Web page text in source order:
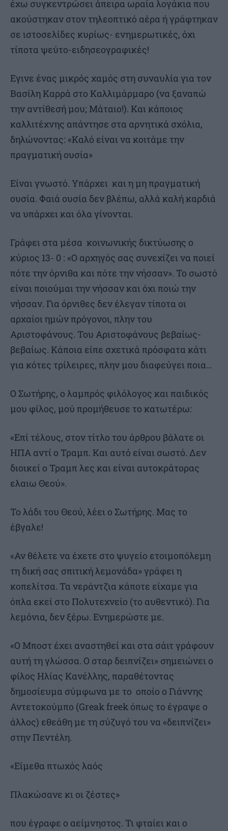
έχω συγκεντρώσει άπειρα ωραία λογάκια που
ακούστηκαν στον τηλεοπτικό αέρα ή γράφτηκαν
σε ιστοσελίδες κυρίως- ενημερωτικές, όχι
τίποτα ψεύτο-ειδησεογραφικές!
Εγινε ένας μικρός χαμός στη συναυλία για τον
Βασίλη Καρρά στο Καλλιμάρμαρο (να ξαναπώ
την αντίθεσή μου; Μάταιο!). Και κάποιος
καλλιτέχνης απάντησε στα αρνητικά σχόλια,
δηλώνοντας: «Καλό είναι να κοιτάμε την
πραγματική ουσία»
Είναι γνωστό. Υπάρχει και η μη πραγματική
ουσία. Φαιά ουσία δεν βλέπω, αλλά καλή καρδιά
να υπάρχει και όλα γίνονται.
Γράφει στα μέσα κοινωνικής δικτύωσης ο
κύριος 13- 0 : «Ο αρχηγός σας συνεχίζει να ποιεί
πότε την όρνιθα και πότε την νήσσαν». Το σωστό
είναι ποιούμαι την νήσσαν και όχι ποιώ την
νήσσαν. Για όρνιθες δεν έλεγαν τίποτα οι
αρχαίοι ημών πρόγονοι, πλην του
Αριστοφάνους. Του Αριστοφάνους βεβαίως-
βεβαίως. Κάποια είπε σχετικά πρόσφατα κάτι
για κότες τρίλειρες, πλην μου διαφεύγει ποια…
Ο Σωτήρης, ο λαμπρός φιλόλογος και παιδικός
μου φίλος, μού προμήθευσε το κατωτέρω:
«Επί τέλους, στον τίτλο του άρθρου βάλατε οι
ΗΠΑ αντί ο Τραμπ. Και αυτό είναι σωστό. Δεν
διοικεί ο Τραμπ λες και είναι αυτοκράτορας
ελαιω Θεού».
Το λάδι του Θεού, λέει ο Σωτήρης. Μας το
έβγαλε!
«Αν θέλετε να έχετε στο ψυγείο ετοιμοπόλεμη
τη δική σας σπιτική λεμονάδα» γράφει η
κοπελίτσα. Τα νεράντζια κάποτε είχαμε για
όπλα εκεί στο Πολυτεχνείο (το αυθεντικό). Για
λεμόνια, δεν ξέρω. Ενημερώστε με.
«Ο Μποστ έχει αναστηθεί και στα σάιτ γράφουν
αυτή τη γλώσσα. Ο σταρ δειπνίζει» σημειώνει ο
φίλος Ηλίας Κανέλλης, παραθέτοντας
δημοσίευμα σύμφωνα με το οποίο ο Γιάννης
Αντετοκούμπο (Greak freek όπως το έγραψε ο
άλλος) εθεάθη με τη σύζυγό του να «δειπνίζει»
στην Πεντέλη.
«Είμεθα πτωχός λαός
Πλακώσανε κι οι ζέστες»
που έγραφε ο αείμνηστος. Τι φταίει και ο